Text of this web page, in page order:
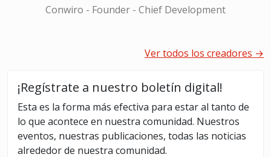
Conwiro - Founder - Chief Development
Ver todos los creadores →
¡Regístrate a nuestro boletín digital!
Esta es la forma más efectiva para estar al tanto de
lo que acontece en nuestra comunidad. Nuestros
eventos, nuestras publicaciones, todas las noticias
alrededor de nuestra comunidad.